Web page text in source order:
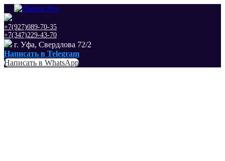
+7(927)089-70-35
+7(347)229-43-70
г. Уфа, Свердлова 72/2
Написать в Telegram
Написать в WhatsApp